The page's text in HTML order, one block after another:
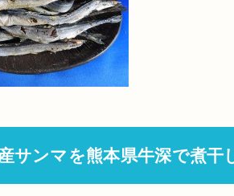
サンマを熊本県牛深で煮干